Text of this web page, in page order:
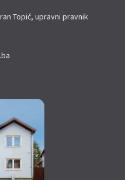
Topić, upravni pravnik